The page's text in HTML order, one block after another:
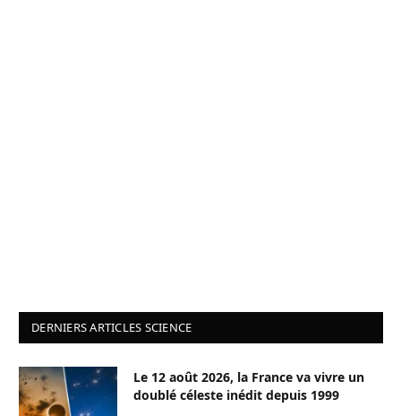
DERNIERS ARTICLES SCIENCE
Le 12 août 2026, la France va vivre un
doublé céleste inédit depuis 1999